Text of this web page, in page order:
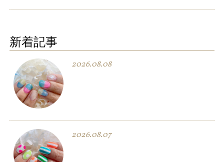
新着記事
2026.08.08
2026.08.07